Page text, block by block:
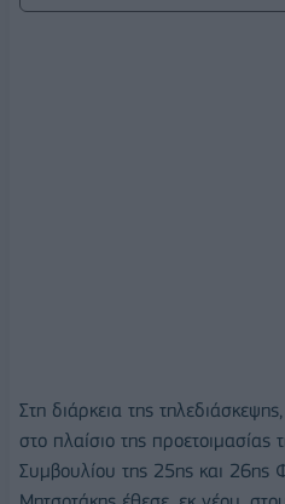
Στη διάρκεια της
στο πλαίσιο της
Συμβουλίου της 25ης και 26ης